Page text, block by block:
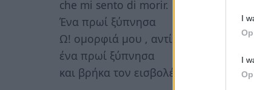
I
I
che mi sento di morir.
Ένα πρωί ξύπνησα
Ω! ομορφιά μου , αντίο , αντίο , αντίο
ένα πρωί ξύπνησα
και βρήκα τον εισβολέα .